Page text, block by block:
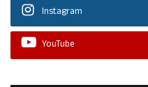
Instagram
YouTube